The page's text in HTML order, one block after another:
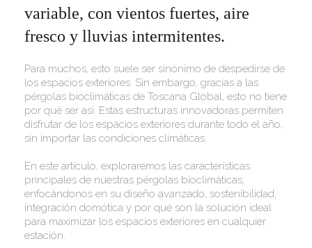
variable, con vientos fuertes, aire
fresco y lluvias intermitentes.
Para muchos, esto suele ser sinónimo de despedirse de
los espacios exteriores. Sin embargo, gracias a las
pérgolas bioclimáticas de Toscana Global, esto no tiene
por qué ser así. Estas estructuras innovadoras permiten
disfrutar de los espacios exteriores durante todo el año,
sin importar las condiciones climáticas.
En este artículo, exploraremos las características
principales de nuestras pérgolas bioclimáticas,
enfocándonos en su diseño avanzado, sostenibilidad,
integración domótica y por qué son la solución ideal
para maximizar los espacios exteriores en cualquier
estación.